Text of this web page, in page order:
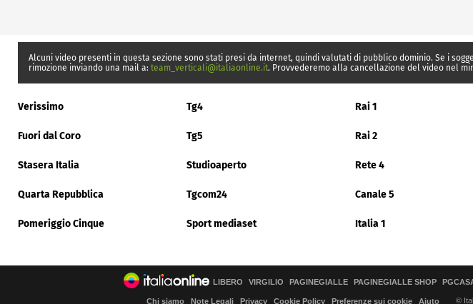
Alcuni video presenti in questa sezione sono stati presi da internet, quindi valutati di pubblico dominio. Se i
rimozione inviando una mail a: team_verticali@italiaonline.it. Provvederemo alla cancellazione del video nel
Verissimo Tg4 Rai 1
Fuori dal Coro Tg5 Rai 2
Stasera Italia Studioaperto Rete 4
Quarta Repubblica Tgcom24 Canale 5
Pomeriggio Cinque Sport mediaset Italia 1
LIBERO VIRGILIO PAGINEGIALLE PAGINEGIALLE SHOP
Chi siamo Note Legali Privacy Cookie Policy Preferenze sui cookie Aiuto ©